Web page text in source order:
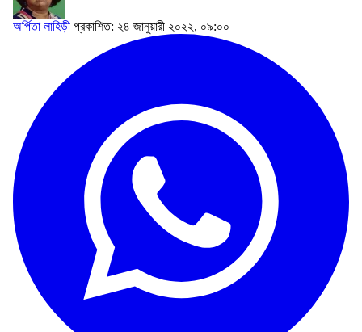
অর্পিতা লাহিড়ী প্রকাশিত: ২৪ জানুয়ারী ২০২২, ০৯:০০